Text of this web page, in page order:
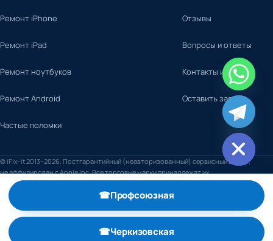
Ремонт iPhone
Ремонт iPad
Ремонт ноутбуков
Ремонт Android
Частые поломки
Отзывы
Вопросы и ответы
Контакты и адреса
Оставить заявку
© iFix-it 2013–2026. Постгарантийный (неавторизованный) сервисный центр,
не аффилирован с Apple Inc. Все торговые марки принадлежат их
правообладателям.
☎Профсоюзная
, телефон +7 (495) 798-59-52
☎Черкизовская
, телефон +7 (495) 789-74-29
Hide
chaty